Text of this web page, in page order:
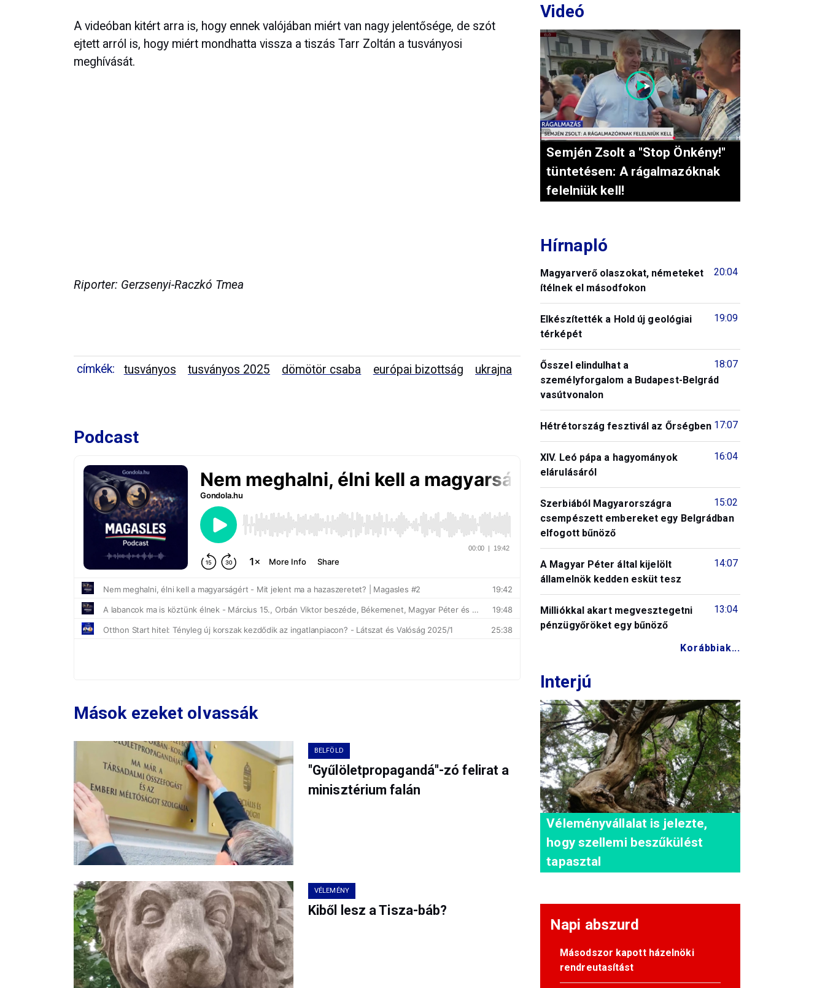
A videóban kitért arra is, hogy ennek valójában miért van nagy jelentősége, de szót
ejtett arról is, hogy miért mondhatta vissza a tiszás Tarr Zoltán a tusványosi
meghívását.
Riporter: Gerzsenyi-Raczkó Tmea
címkék: tusványos tusványos 2025 dömötör csaba európai bizottság ukrajna
Podcast
Mások ezeket olvassák
BELFÖLD
"Gyűlöletpropagandá"-zó felirat a
minisztérium falán
VÉLEMÉNY
Kiből lesz a Tisza-báb?
Videó
Semjén Zsolt a "Stop Önkény!"
tüntetésen: A rágalmazóknak
felelniük kell!
Hírnapló
20:04
Magyarverő olaszokat, németeket
ítélnek el másodfokon
19:09
Elkészítették a Hold új geológiai
térképét
18:07
Ősszel elindulhat a
személyforgalom a Budapest-Belgrád
vasútvonalon
17:07
Hétrétország fesztivál az Őrségben
16:04
XIV. Leó pápa a hagyományok
elárulásáról
15:02
Szerbiából Magyarországra
csempészett embereket egy Belgrádban
elfogott bűnöző
14:07
A Magyar Péter által kijelölt
államelnök kedden esküt tesz
13:04
Milliókkal akart megvesztegetni
pénzügyőröket egy bűnöző
Korábbiak...
Interjú
Véleményvállalat is jelezte,
hogy szellemi beszűkülést
tapasztal
Napi abszurd
Másodszor kapott házelnöki
rendreutasítást